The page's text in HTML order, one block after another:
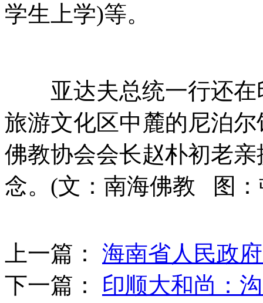
学生上学)等。
亚达夫总统一行还在
旅游文化区中麓的尼泊
佛教协会会长赵朴初老
念。(文：南海佛教 图：
上一篇： 海南省人民政
下一篇： 印顺大和尚：